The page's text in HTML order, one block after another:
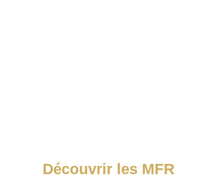
Découvrir les MFR